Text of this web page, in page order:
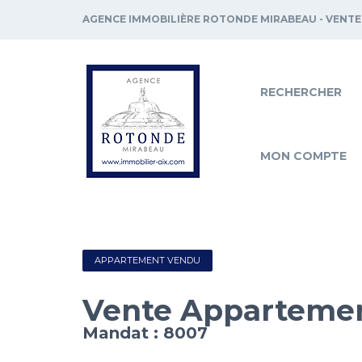
AGENCE IMMOBILIÈRE ROTONDE MIRABEAU -
RECHERCHER
MON COMPTE
APPARTEMENT VENDU
Vente
Mandat : 8007